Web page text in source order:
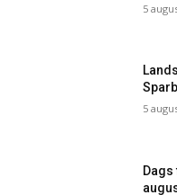
5
5